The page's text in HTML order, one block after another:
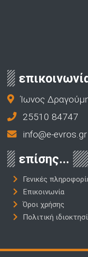
Ίωνος
25510 84747
info@e-evros.gr
επίσης...
Γενικές
Επικοινωνία
Όροι χρήσης
Πολιτική